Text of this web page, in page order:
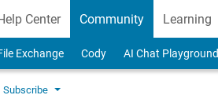
Center Community Learning
Exchange Cody AI Chat Playground
Subscribe